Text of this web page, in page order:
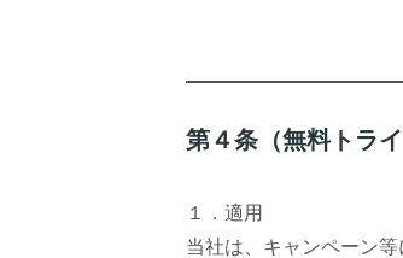
第４条（無料トライ
１．適用
当社は、キャンペーン